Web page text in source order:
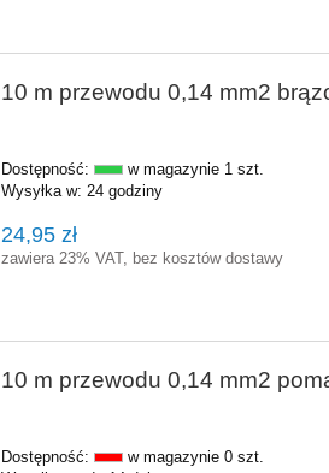
10 m przewodu 0,14 mm2
Dostępność:
w magazynie 1 szt.
Wysyłka w: 24 godziny
24,95 zł
zawiera 23% VAT, bez kosztów dostawy
10 m przewodu 0,14 mm2
Dostępność:
w magazynie 0 szt.